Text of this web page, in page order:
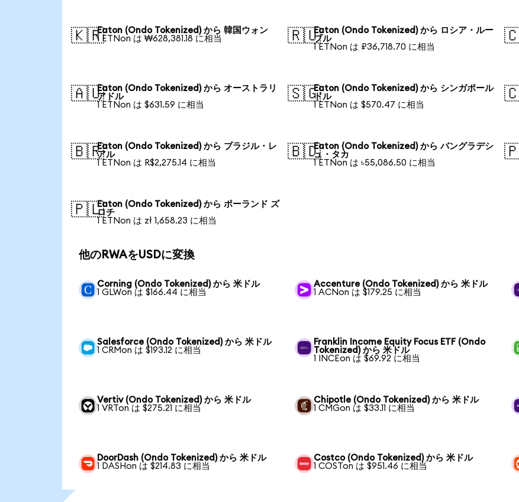
🇰🇷Eaton (Ondo Tokenized) から 韓国ウォン
1 ETNon は ₩628,381.18 に相当
🇷🇺Eaton (Ondo Tokenized) から ロシア・ルー
ブル
1 ETNon は ₽36,718.70 に相当
🇦🇺Eaton (Ondo Tokenized) から オーストラリ
アドル
1 ETNon は $631.59 に相当
🇸🇬Eaton (Ondo Tokenized) から シンガポール
ドル
1 ETNon は $570.47 に相当
🇧🇷Eaton (Ondo Tokenized) から ブラジル・レ
アル
1 ETNon は R$2,275.14 に相当
🇧🇩Eaton (Ondo Tokenized) から バングラデシ
ュ・タカ
1 ETNon は ৳55,086.50 に相当
🇵🇱Eaton (Ondo Tokenized) から ポーランド ズ
ロチ
1 ETNon は zł 1,658.23 に相当
他のRWAをUSDに変換
Corning (Ondo Tokenized) から 米ドル
1 GLWon は $166.44 に相当
Accenture (Ondo Tokenized) から 米ドル
1 ACNon は $179.25 に相当
Salesforce (Ondo Tokenized) から 米ドル
1 CRMon は $193.12 に相当
Franklin Income Equity Focus ETF (Ondo
Tokenized) から 米ドル
1 INCEon は $69.92 に相当
Vertiv (Ondo Tokenized) から 米ドル
1 VRTon は $275.21 に相当
Chipotle (Ondo Tokenized) から 米ドル
1 CMGon は $33.11 に相当
DoorDash (Ondo Tokenized) から 米ドル
1 DASHon は $214.83 に相当
Costco (Ondo Tokenized) から 米ドル
1 COSTon は $951.46 に相当